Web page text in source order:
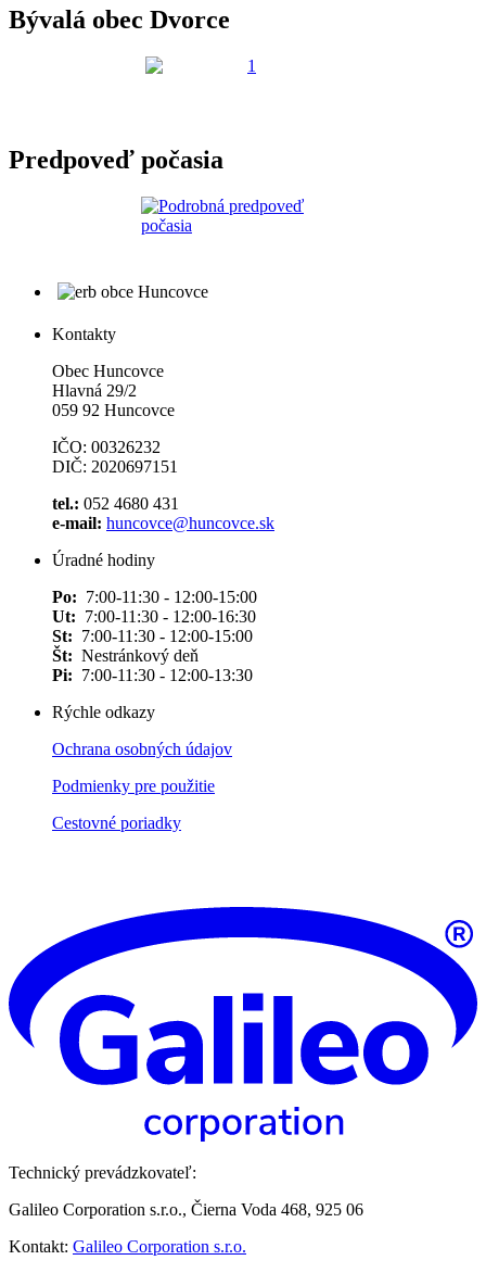
Bývalá obec Dvorce
Predpoveď počasia
Kontakty
Obec Huncovce
Hlavná 29/2
059 92 Huncovce
IČO: 00326232
DIČ: 2020697151
tel.: 052 4680 431
e-mail: huncovce@huncovce.sk
Úradné hodiny
Po: 7:00-11:30 - 12:00-15:00
Ut: 7:00-11:30 - 12:00-16:30
St: 7:00-11:30 - 12:00-15:00
Št: Nestránkový deň
Pi: 7:00-11:30 - 12:00-13:30
Rýchle odkazy
Ochrana osobných údajov
Podmienky pre použitie
Cestovné poriadky
Technický prevádzkovateľ:
Galileo Corporation s.r.o., Čierna Voda 468, 925 06
Kontakt: Galileo Corporation s.r.o.